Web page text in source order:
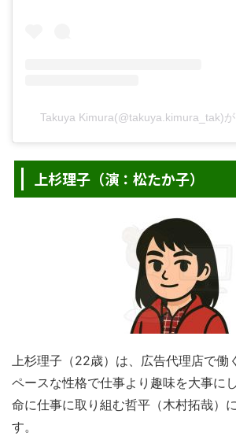
Takuya Kimura(@takuya.kimura_tak)
上杉理子（演：松たか子）
上杉理子（22歳）は、広告代理店で働
ペースな性格で仕事より趣味を大事に
命に仕事に取り組む哲平（木村拓哉）
す。